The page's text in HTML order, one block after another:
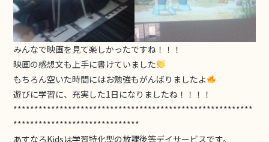
みんなで映画を見て楽しかったですね！！！
映画の感想文も上手に書けていました
もちろん空いた時間にはお勉強もがんばりましたよ
遊びに学習に、充実した1日になりましたね！！！！
*********************************************************
******************************
あすなろKidsは学習特化型の放課後等デイサービスです。